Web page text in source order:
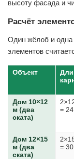
высоту фасада и
Расчёт
Один жёлоб и одна
элементов
Объект
Дом 10×12
м (два
ската)
=
Дом 12×15
м (два
ската)
=